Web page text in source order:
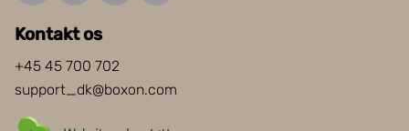
Kontakt os
+45 45 700 702
support_dk@boxon.com